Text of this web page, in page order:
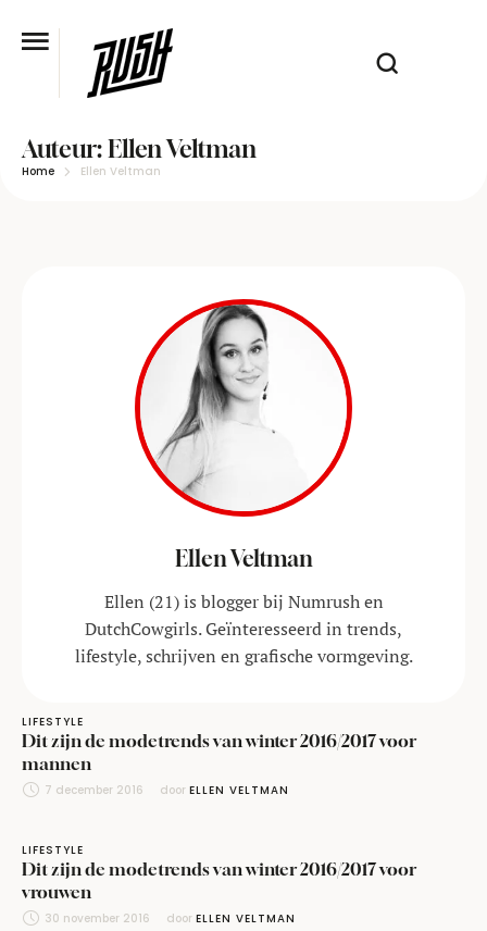
Auteur:Ellen Veltman
Home Ellen Veltman
Ellen Veltman
Ellen (21) is blogger bij Numrush en
DutchCowgirls. Geïnteresseerd in trends,
lifestyle, schrijven en grafische vormgeving.
LIFESTYLE
Dit zijn de modetrends van winter 2016/2017 voor
mannen
7 december 2016 door ELLEN VELTMAN
LIFESTYLE
Dit zijn de modetrends van winter 2016/2017 voor
vrouwen
30 november 2016 door ELLEN VELTMAN